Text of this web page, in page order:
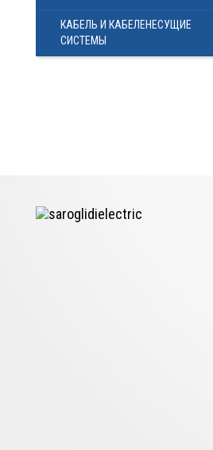
КАБЕЛЬ И КАБЕЛЕНЕСУЩИЕ
СИСТЕМЫ